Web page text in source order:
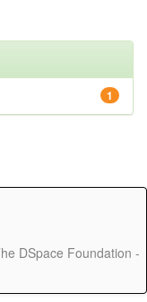
1
DSpace Foundation -